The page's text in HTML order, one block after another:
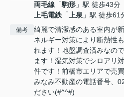
両毛線 「駒形 」駅 徒歩43分
上毛電鉄 「上泉 」駅 徒歩61
備考
綺麗で清潔感のある室内が
ネルギー対策により断熱性
れます！地盤調査済みなの
ます！湿気対策でシロアリ
件です！前橋市エリアで売
みなみ不動産の電話番号、
ださい(#^^#)